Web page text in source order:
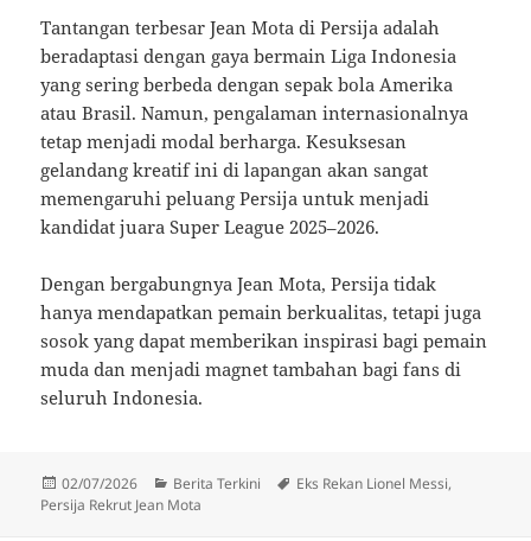
Tantangan terbesar Jean Mota di Persija adalah
beradaptasi dengan gaya bermain Liga Indonesia
yang sering berbeda dengan sepak bola Amerika
atau Brasil. Namun, pengalaman internasionalnya
tetap menjadi modal berharga. Kesuksesan
gelandang kreatif ini di lapangan akan sangat
memengaruhi peluang Persija untuk menjadi
kandidat juara Super League 2025–2026.
Dengan bergabungnya Jean Mota, Persija tidak
hanya mendapatkan pemain berkualitas, tetapi juga
sosok yang dapat memberikan inspirasi bagi pemain
muda dan menjadi magnet tambahan bagi fans di
seluruh Indonesia.
Diposkan
pada
02/07/2026 Kategori
Berita Terkini Tag
Eks Rekan Lionel Messi,
Persija Rekrut Jean Mota